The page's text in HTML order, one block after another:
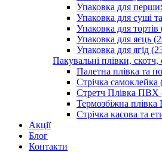
Упаковка для
Упаковка для суші
Упаковка для тортів
Упаковка для яєць
Упаковка для ягід
Пакувальні плівки, скотч,
Палетна плівка та
Стрічка
Стретч Плівка ПВХ
Термозбіжна
Стрічка касова та
Акції
Блог
Контакти